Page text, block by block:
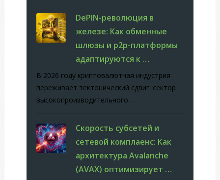
DePIN-революция в
железе: Как обменные
шлюзы и p2p-платформы
адаптируются к …
В 2026 году криптовалютная индустрия
переживает тектонический сдвиг: сектор
высокопроизводительного …
Скорость субсетей и
сетевой комплаенс: Как
архитектура Avalanche
(AVAX) оптимизирует …